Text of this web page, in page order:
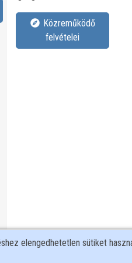
felvételei
elengedhetetlen sütiket